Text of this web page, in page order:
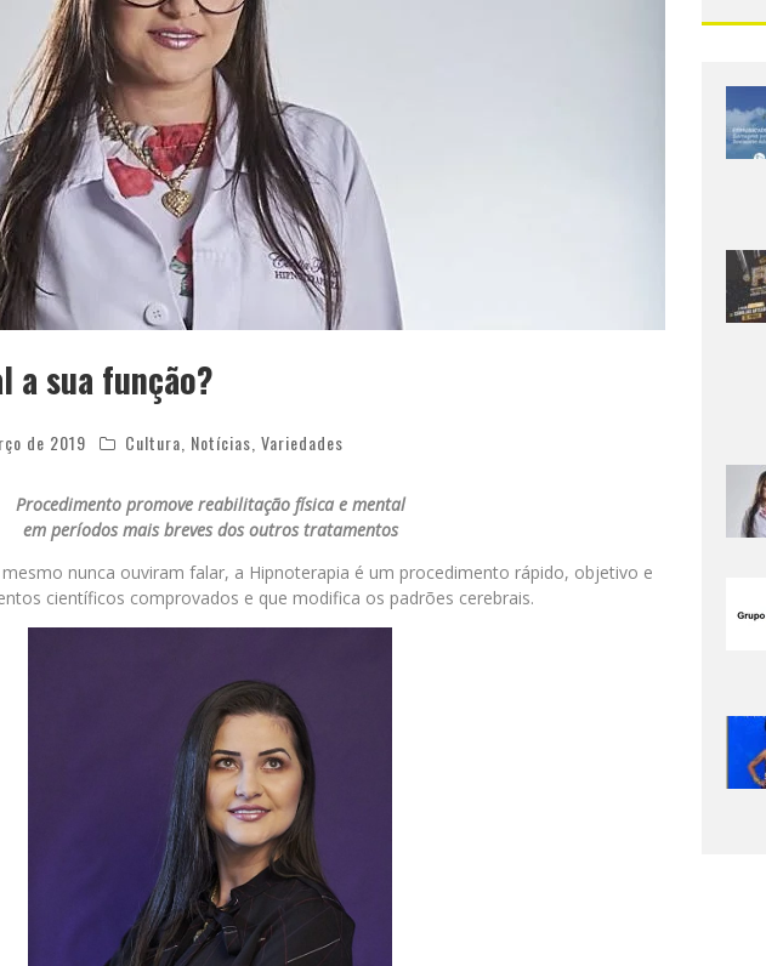
a sua função?
de 2019 Cultura Notícias Variedades
Procedimento promove reabilitação física e mental
em períodos mais breves dos outros tratamentos
nunca ouviram falar, a Hipnoterapia é um procedimento rápido, objetivo e
científicos comprovados e que modifica os padrões cerebrais.